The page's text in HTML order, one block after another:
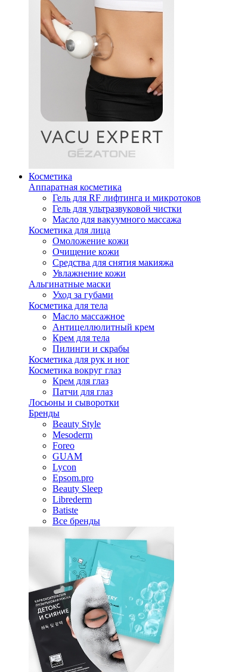
Косметика
Аппаратная косметика
Гель для RF лифтинга и микротоков
Гель для ультразвуковой чистки
Масло для вакуумного массажа
Косметика для лица
Омоложение кожи
Очищение кожи
Средства для снятия макияжа
Увлажнение кожи
Альгинатные маски
Уход за губами
Косметика для тела
Масло массажное
Антицеллюлитный крем
Крем для тела
Пилинги и скрабы
Косметика для рук и ног
Косметика вокруг глаз
Крем для глаз
Патчи для глаз
Лосьоны и сыворотки
Бренды
Beauty Style
Mesoderm
Foreo
GUAM
Lycon
Epsom.pro
Beauty Sleep
Librederm
Batiste
Все бренды